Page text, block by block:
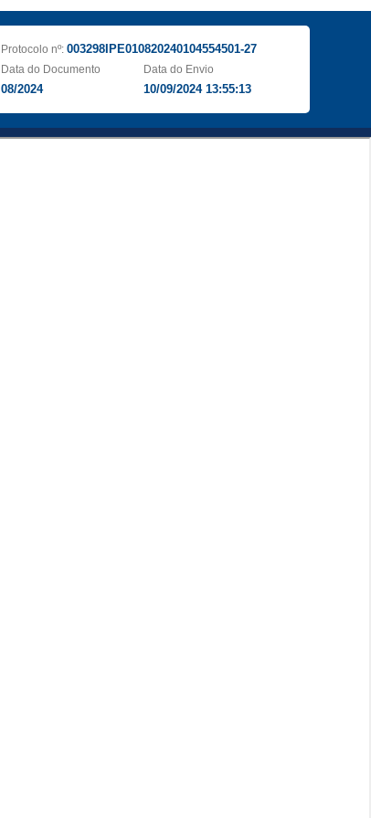
Protocolo nº: 003298IPE010820240104554501-27
Data do Documento
08/2024
Data do Envio
10/09/2024 13:55:13